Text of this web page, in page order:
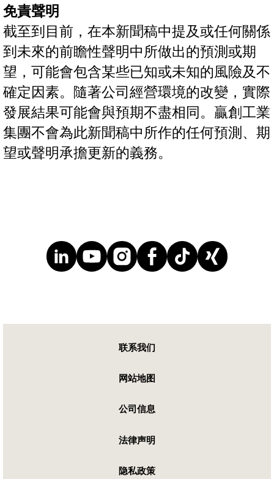
免責聲明
截至到目前，在本新聞稿中提及或任何關係
到未來的前瞻性聲明中所做出的預測或期
望，可能會包含某些已知或未知的風險及不
確定因素。隨著公司經營環境的改變，實際
發展結果可能會與預期不盡相同。贏創工業
集團不會為此新聞稿中所作的任何預測、期
望或聲明承擔更新的義務。
联系我们
网站地图
公司信息
法律声明
隐私政策